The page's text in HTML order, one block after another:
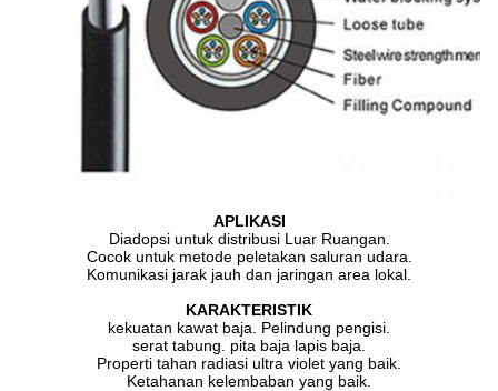
APLIKASI
Diadopsi untuk distribusi Luar Ruangan.
Cocok untuk metode peletakan saluran udara.
Komunikasi jarak jauh dan jaringan area lokal.
KARAKTERISTIK
kekuatan kawat baja. Pelindung pengisi.
serat tabung. pita baja lapis baja.
Properti tahan radiasi ultra violet yang baik.
Ketahanan kelembaban yang baik.